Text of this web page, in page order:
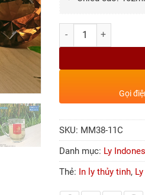
Số lượng
Gọi
SKU: MM38-11C
Danh mục: Ly
Thẻ: In ly thủy tinh,